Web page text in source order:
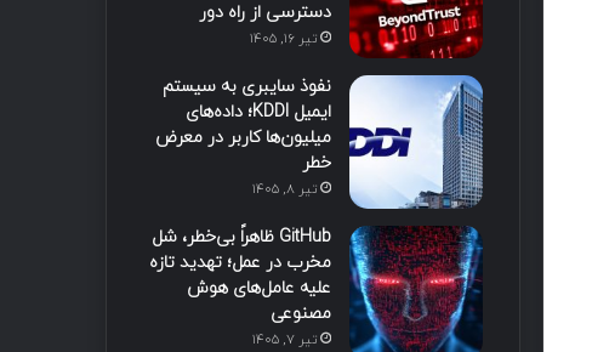
دسترسی از راه دور
تیر ۱۶, ۱۴۰۵
نفوذ سایبری به سیستم
ایمیل KDDI؛ داده‌های
میلیون‌ها کاربر در معرض
خطر
تیر ۸, ۱۴۰۵
GitHub ظاهراً بی‌خطر، شل
مخرب در عمل؛ تهدید تازه
علیه عامل‌های هوش
مصنوعی
تیر ۷, ۱۴۰۵